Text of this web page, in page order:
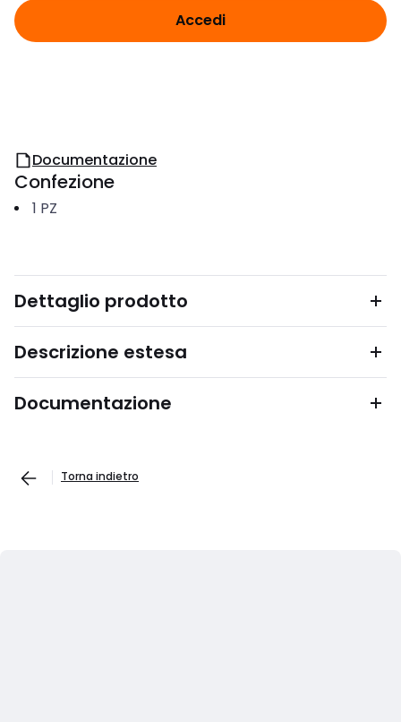
Accedi
Documentazione
Confezione
1 PZ
Dettaglio prodotto
Descrizione estesa
Documentazione
Torna indietro